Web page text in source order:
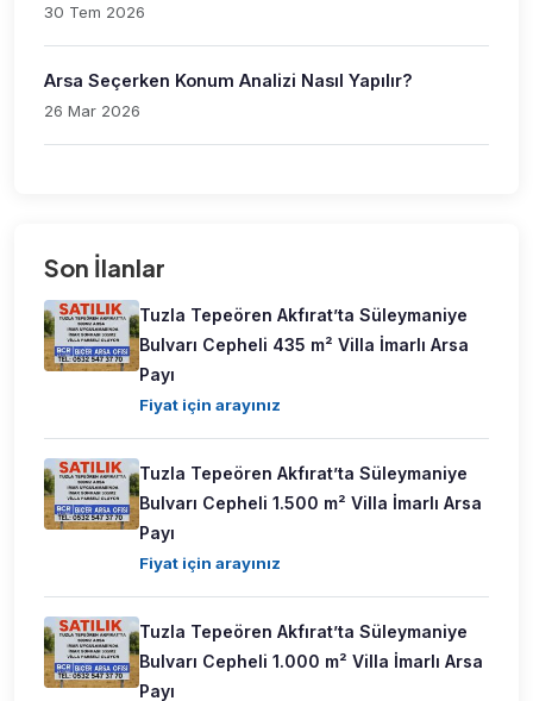
30 Tem 2026
Arsa Seçerken Konum Analizi Nasıl Yapılır?
26 Mar 2026
Son İlanlar
Tuzla Tepeören Akfırat’ta Süleymaniye
Bulvarı Cepheli 435 m² Villa İmarlı Arsa
Payı
Fiyat için arayınız
Tuzla Tepeören Akfırat’ta Süleymaniye
Bulvarı Cepheli 1.500 m² Villa İmarlı Arsa
Payı
Fiyat için arayınız
Tuzla Tepeören Akfırat’ta Süleymaniye
Bulvarı Cepheli 1.000 m² Villa İmarlı Arsa
Payı